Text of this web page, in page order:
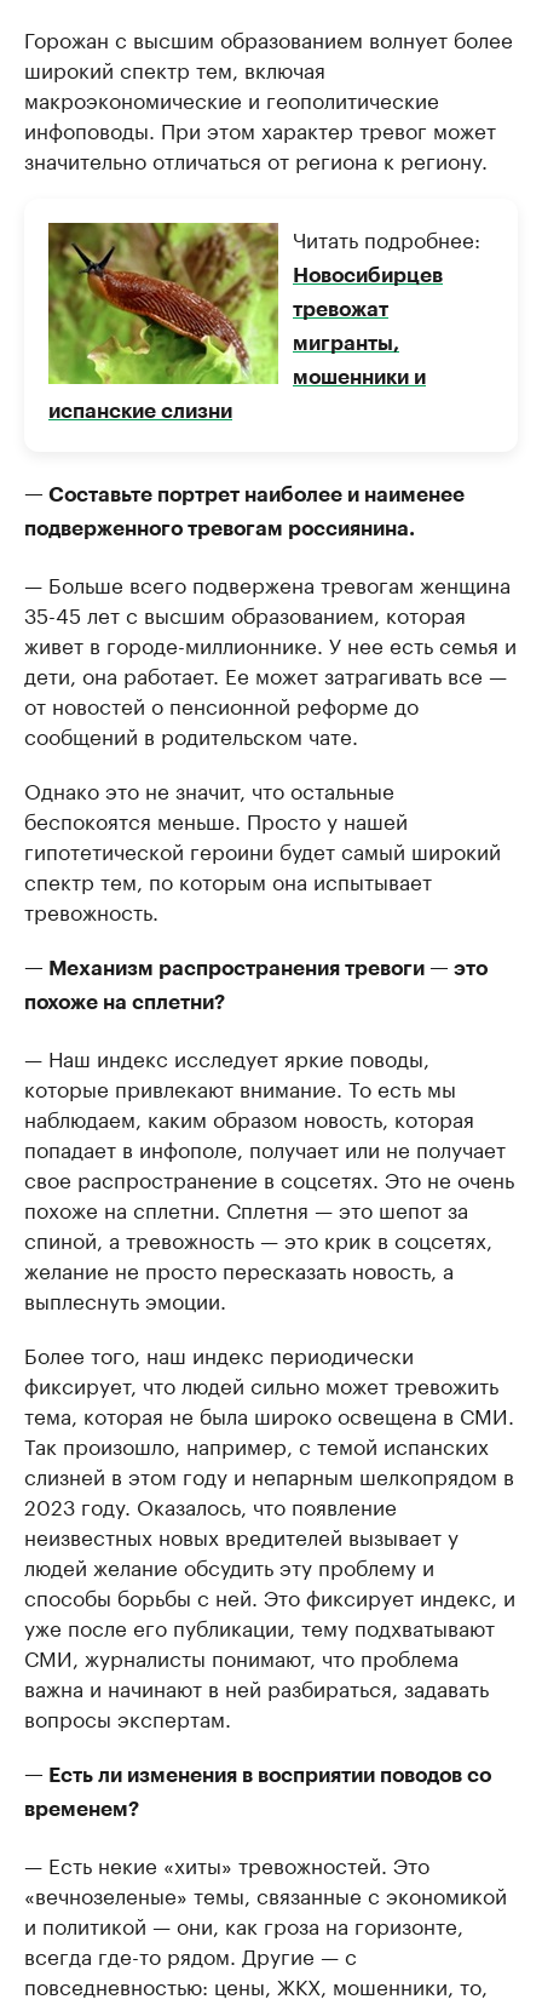
Горожан с высшим образованием волнует более
широкий спектр тем, включая
макроэкономические и геополитические
инфоповоды. При этом характер тревог может
значительно отличаться от региона к региону.
Читать подробнее:
Новосибирцев
тревожат
мигранты,
мошенники и
испанские слизни
— Составьте портрет наиболее и наименее
подверженного тревогам россиянина.
— Больше всего подвержена тревогам женщина
35-45 лет с высшим образованием, которая
живет в городе-миллионнике. У нее есть семья и
дети, она работает. Ее может затрагивать все —
от новостей о пенсионной реформе до
сообщений в родительском чате.
Однако это не значит, что остальные
беспокоятся меньше. Просто у нашей
гипотетической героини будет самый широкий
спектр тем, по которым она испытывает
тревожность.
— Механизм распространения тревоги — это
похоже на сплетни?
— Наш индекс исследует яркие поводы,
которые привлекают внимание. То есть мы
наблюдаем, каким образом новость, которая
попадает в инфополе, получает или не получает
свое распространение в соцсетях. Это не очень
похоже на сплетни. Сплетня — это шепот за
спиной, а тревожность — это крик в соцсетях,
желание не просто пересказать новость, а
выплеснуть эмоции.
Более того, наш индекс периодически
фиксирует, что людей сильно может тревожить
тема, которая не была широко освещена в СМИ.
Так произошло, например, с темой испанских
слизней в этом году и непарным шелкопрядом в
2023 году. Оказалось, что появление
неизвестных новых вредителей вызывает у
людей желание обсудить эту проблему и
способы борьбы с ней. Это фиксирует индекс, и
уже после его публикации, тему подхватывают
СМИ, журналисты понимают, что проблема
важна и начинают в ней разбираться, задавать
вопросы экспертам.
— Есть ли изменения в восприятии поводов со
временем?
— Есть некие «хиты» тревожностей. Это
«вечнозеленые» темы, связанные с экономикой
и политикой — они, как гроза на горизонте,
всегда где-то рядом. Другие — с
повседневностью: цены, ЖКХ, мошенники, то,